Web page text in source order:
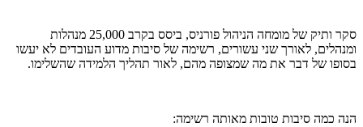
סקר ותיק של מומחה הניהול פורניס, ביסס בקרב 25,000 מנהלות
ומנהלים, לאורך שני עשורים, רשימה של סיבות מדוע העובדים לא יעשו
בסופו של דבר את מה שמצופה מהם, לאור תהליך הלמידה שהשלימו.
הנה כמה סיבות טובות מאותה רשימה: